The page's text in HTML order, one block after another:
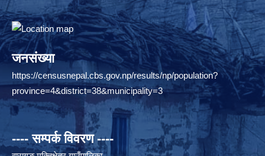
जनसंख्या
https://censusnepal.cbs.gov.np/results/np/population?
province=4&district=38&municipality=3
---- सम्पर्क विवरण ----